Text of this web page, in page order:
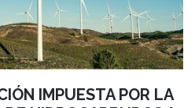
IMPUESTA POR LA